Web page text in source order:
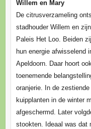
Willem en Mary
De citrusverzameling
stadhouder Willem en
Paleis Het Loo. Beiden
hun energie afwisselend
Apeldoorn. Daar hoort
toenemende
oranjerie. In de
kuipplanten in de winter
afgeschermd. Later
stookten. Ideaal was dat